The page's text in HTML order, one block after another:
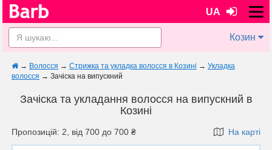
UA
Козин
→ Волосся → Стрижка та укладка волосся в Козині → Укладка
волосся → Зачіска на випускний
Зачіска та укладання волосся на випускний в
Козині
Пропозицій: 2, від 700 до 700 ₴ На карті